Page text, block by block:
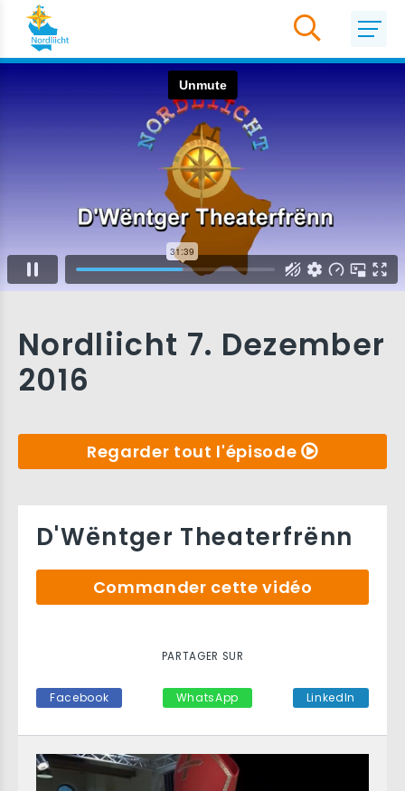
Nordliicht 7. Dezember
2016
Regarder tout l'épisode
D'Wëntger Theaterfrënn
Commander cette vidéo
PARTAGER SUR
Facebook WhatsApp LinkedIn